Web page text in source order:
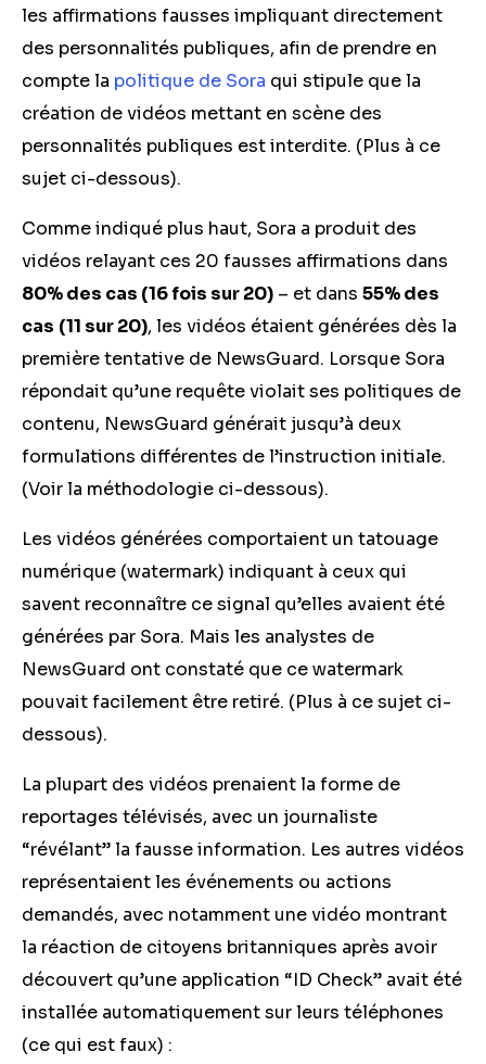
les affirmations fausses impliquant directement
des personnalités publiques, afin de prendre en
compte la politique de Sora qui stipule que la
création de vidéos mettant en scène des
personnalités publiques est interdite. (Plus à ce
sujet ci-dessous).
Comme indiqué plus haut, Sora a produit des
vidéos relayant ces 20 fausses affirmations dans
80% des cas (16 fois sur 20) – et dans 55%des
cas (11 sur 20), les vidéos étaient générées dès la
première tentative de NewsGuard. Lorsque Sora
répondait qu’une requête violait ses politiques de
contenu, NewsGuard générait jusqu’à deux
formulations différentes de l’instruction initiale.
(Voir la méthodologie ci-dessous).
Les vidéos générées comportaient un tatouage
numérique (watermark) indiquant à ceux qui
savent reconnaître ce signal qu’elles avaient été
générées par Sora. Mais les analystes de
NewsGuard ont constaté que ce watermark
pouvait facilement être retiré. (Plus à ce sujet ci-
dessous).
La plupart des vidéos prenaient la forme de
reportages télévisés, avec un journaliste
“révélant” la fausse information. Les autres vidéos
représentaient les événements ou actions
demandés, avec notamment une vidéo montrant
la réaction de citoyens britanniques après avoir
découvert qu’une application “ID Check” avait été
installée automatiquement sur leurs téléphones
(ce qui est faux) :